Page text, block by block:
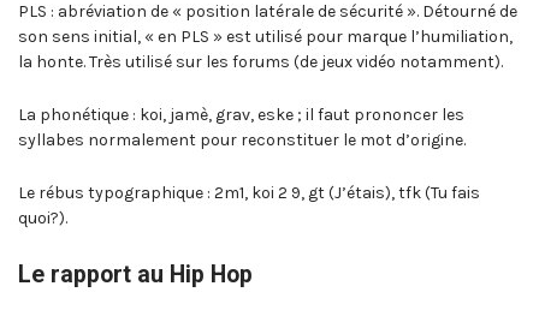
PLS : abréviation de « position latérale de sécurité ». Détourné de
son sens initial, « en PLS » est utilisé pour marque l’humiliation,
la honte. Très utilisé sur les forums (de jeux vidéo notamment).
La phonétique : koi, jamè, grav, eske ; il faut prononcer les
syllabes normalement pour reconstituer le mot d’origine.
Le rébus typographique : 2m1, koi 2 9, gt (J’étais), tfk (Tu fais
quoi?).
Le rapport au Hip Hop